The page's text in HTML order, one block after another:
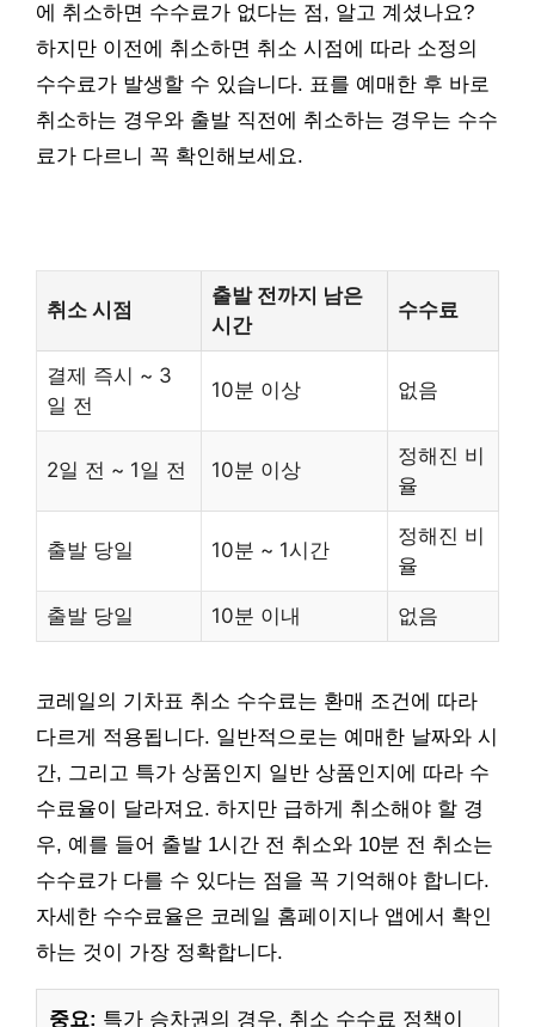
에 취소하면 수수료가 없다는 점, 알고 계셨나요?
하지만 이전에 취소하면 취소 시점에 따라 소정의
수수료가 발생할 수 있습니다. 표를 예매한 후 바로
취소하는 경우와 출발 직전에 취소하는 경우는 수수
료가 다르니 꼭 확인해보세요.
취소 시점
출발 전까지 남은
시간
수수료
결제 즉시 ~ 3
일 전
10분 이상 없음
2일 전 ~ 1일 전 10분 이상
정해진 비
율
출발 당일 10분 ~ 1시간
정해진 비
율
출발 당일 10분 이내 없음
코레일의 기차표 취소 수수료는 환매 조건에 따라
다르게 적용됩니다. 일반적으로는 예매한 날짜와 시
간, 그리고 특가 상품인지 일반 상품인지에 따라 수
수료율이 달라져요. 하지만 급하게 취소해야 할 경
우, 예를 들어 출발 1시간 전 취소와 10분 전 취소는
수수료가 다를 수 있다는 점을 꼭 기억해야 합니다.
자세한 수수료율은 코레일 홈페이지나 앱에서 확인
하는 것이 가장 정확합니다.
중요: 특가 승차권의 경우, 취소 수수료 정책이